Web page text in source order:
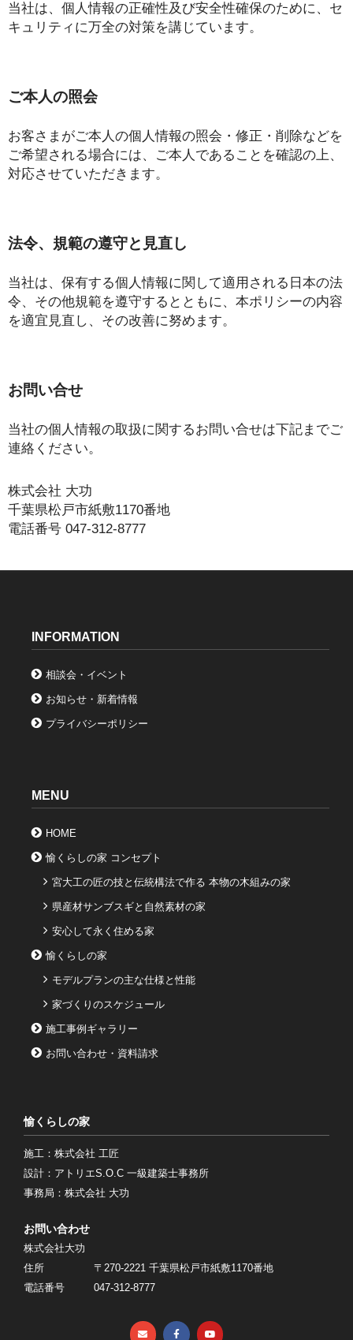
当社は、個人情報の正確性及び安全性確保のために、セ
キュリティに万全の対策を講じています。
ご本人の照会
お客さまがご本人の個人情報の照会・修正・削除などを
ご希望される場合には、ご本人であることを確認の上、
対応させていただきます。
法令、規範の遵守と見直し
当社は、保有する個人情報に関して適用される日本の法
令、その他規範を遵守するとともに、本ポリシーの内容
を適宜見直し、その改善に努めます。
お問い合せ
当社の個人情報の取扱に関するお問い合せは下記までご
連絡ください。
株式会社 大功
千葉県松戸市紙敷1170番地
電話番号 047-312-8777
INFORMATION
相談会・イベント
お知らせ・新着情報
プライバシーポリシー
MENU
HOME
愉くらしの家 コンセプト
宮大工の匠の技と伝統構法で作る 本物の木組みの家​
県産材サンブスギと自然素材の家
安心して永く住める家
愉くらしの家
モデルプランの主な仕様と性能
家づくりのスケジュール
施工事例ギャラリー
お問い合わせ・資料請求
愉くらしの家
施工：株式会社 工匠
設計：アトリエS.O.C 一級建築士事務所
事務局：株式会社 大功
お問い合わせ
株式会社大功
住所
〒270‐2221 千葉県松戸市紙敷1170番地
電話番号
047-312-8777